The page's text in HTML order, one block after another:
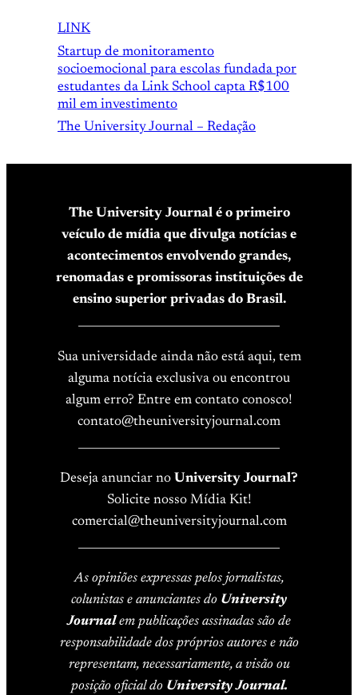
LINK
Startup de monitoramento
socioemocional para escolas fundada por
estudantes da Link School capta R$100
mil em investimento
The University Journal – Redação
The University Journal é o primeiro
veículo de mídia que divulga notícias e
acontecimentos envolvendo grandes,
renomadas e promissoras instituições de
ensino superior privadas do Brasil.
Sua universidade ainda não está aqui, tem
alguma notícia exclusiva ou encontrou
algum erro? Entre em contato conosco!
contato@theuniversityjournal.com
Deseja anunciar no University Journal?
Solicite nosso Mídia Kit!
comercial@theuniversityjournal.com
As opiniões expressas pelos jornalistas,
colunistas e anunciantes do University
Journalem publicações assinadas são de
responsabilidade dos próprios autores e não
representam, necessariamente, a visão ou
posição oficial do University Journal.